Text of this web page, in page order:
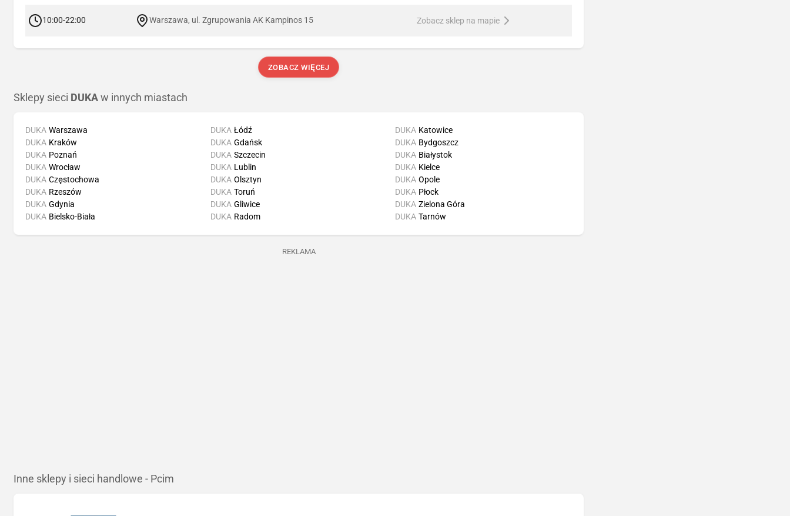
10:00-22:00 Warszawa, ul. Zgrupowania AK Kampinos 15 Zobacz sklep na mapie
ZOBACZ WIĘCEJ
Sklepy sieci DUKA w innych miastach
DUKA Warszawa
DUKA Kraków
DUKA Poznań
DUKA Wrocław
DUKA Łódź
DUKA Gdańsk
DUKA Szczecin
DUKA Lublin
DUKA Katowice
DUKA Bydgoszcz
DUKA Białystok
DUKA Kielce
DUKA Częstochowa
DUKA Rzeszów
DUKA Gdynia
DUKA Bielsko-Biała
DUKA Olsztyn
DUKA Toruń
DUKA Gliwice
DUKA Radom
DUKA Opole
DUKA Płock
DUKA Zielona Góra
DUKA Tarnów
REKLAMA
Inne sklepy i sieci handlowe - Pcim